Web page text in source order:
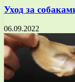
Уход за
06.09.2022